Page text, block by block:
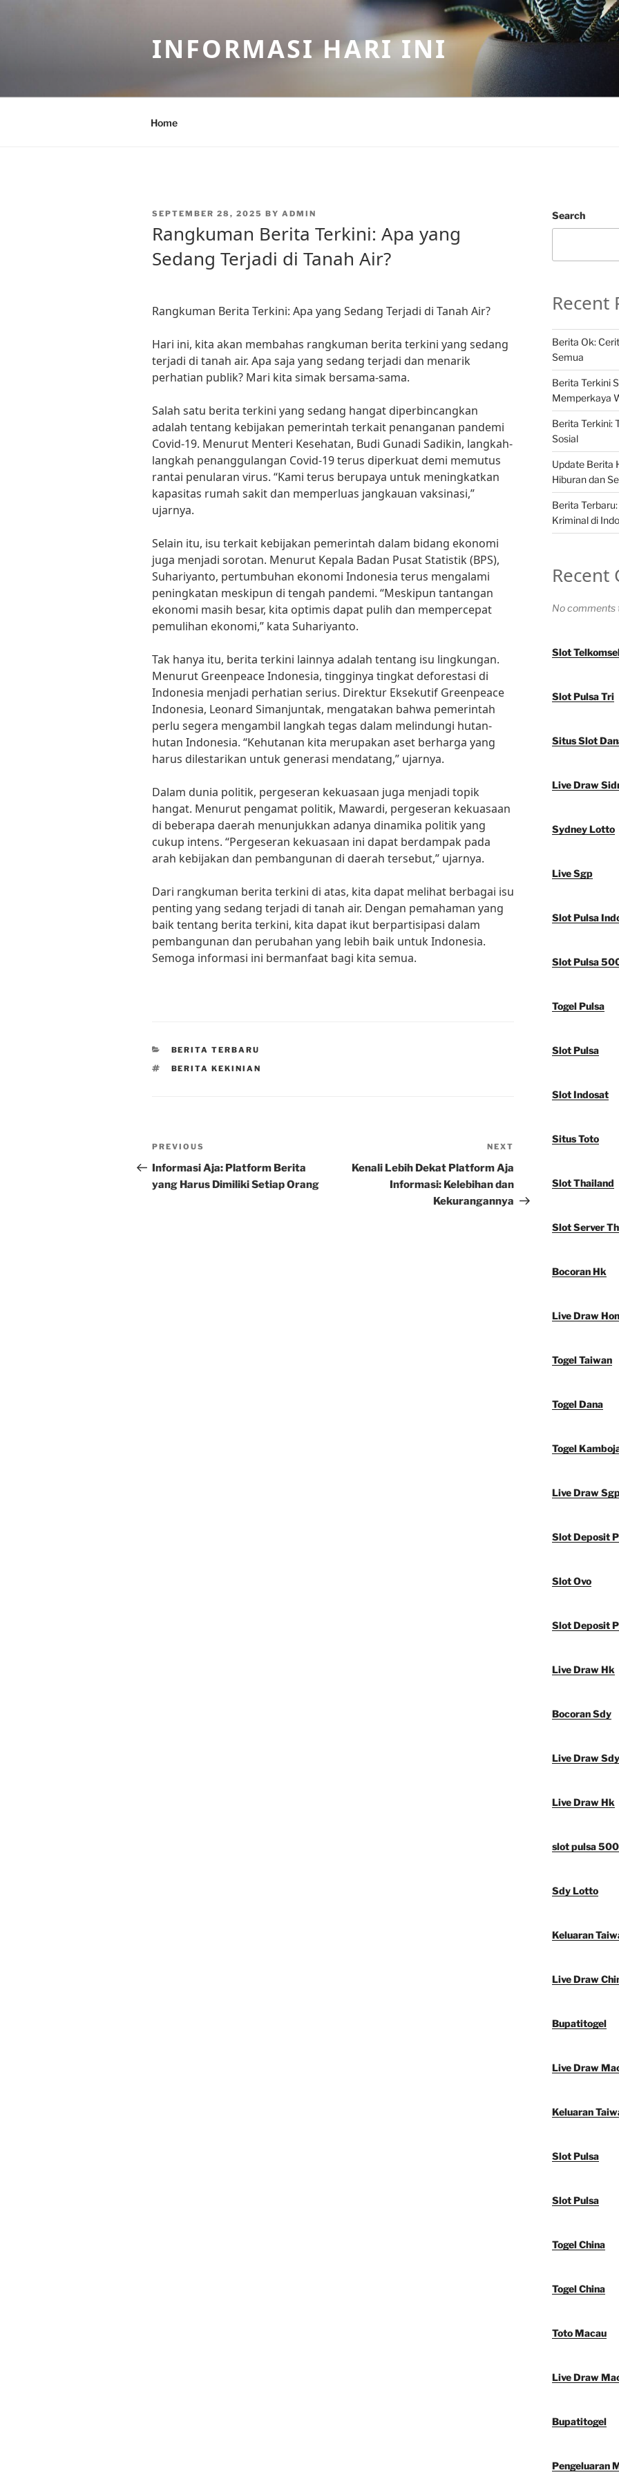
INFORMASI HARI INI
Home
POSTED
SEPTEMBER 28, 2025 BY ADMIN
Rangkuman Berita Terkini: Apa yang
Sedang Terjadi di Tanah Air?
Rangkuman Berita Terkini: Apa yang Sedang Terjadi di Tanah Air?
Hari ini, kita akan membahas rangkuman berita terkini yang sedang
terjadi di tanah air. Apa saja yang sedang terjadi dan menarik
perhatian publik? Mari kita simak bersama-sama.
Salah satu berita terkini yang sedang hangat diperbincangkan
adalah tentang kebijakan pemerintah terkait penanganan pandemi
Covid-19. Menurut Menteri Kesehatan, Budi Gunadi Sadikin, langkah-
langkah penanggulangan Covid-19 terus diperkuat demi memutus
rantai penularan virus. “Kami terus berupaya untuk meningkatkan
kapasitas rumah sakit dan memperluas jangkauan vaksinasi,”
ujarnya.
Selain itu, isu terkait kebijakan pemerintah dalam bidang ekonomi
juga menjadi sorotan. Menurut Kepala Badan Pusat Statistik (BPS),
Suhariyanto, pertumbuhan ekonomi Indonesia terus mengalami
peningkatan meskipun di tengah pandemi. “Meskipun tantangan
ekonomi masih besar, kita optimis dapat pulih dan mempercepat
pemulihan ekonomi,” kata Suhariyanto.
Tak hanya itu, berita terkini lainnya adalah tentang isu lingkungan.
Menurut Greenpeace Indonesia, tingginya tingkat deforestasi di
Indonesia menjadi perhatian serius. Direktur Eksekutif Greenpeace
Indonesia, Leonard Simanjuntak, mengatakan bahwa pemerintah
perlu segera mengambil langkah tegas dalam melindungi hutan-
hutan Indonesia. “Kehutanan kita merupakan aset berharga yang
harus dilestarikan untuk generasi mendatang,” ujarnya.
Dalam dunia politik, pergeseran kekuasaan juga menjadi topik
hangat. Menurut pengamat politik, Mawardi, pergeseran kekuasaan
di beberapa daerah menunjukkan adanya dinamika politik yang
cukup intens. “Pergeseran kekuasaan ini dapat berdampak pada
arah kebijakan dan pembangunan di daerah tersebut,” ujarnya.
Dari rangkuman berita terkini di atas, kita dapat melihat berbagai isu
penting yang sedang terjadi di tanah air. Dengan pemahaman yang
baik tentang berita terkini, kita dapat ikut berpartisipasi dalam
pembangunan dan perubahan yang lebih baik untuk Indonesia.
Semoga informasi ini bermanfaat bagi kita semua.
CATEGORIES
BERITA TERBARU
TAGS
BERITA KEKINIAN
Post
navigation
Previous
Post
PREVIOUS
Informasi Aja: Platform Berita
yang Harus Dimiliki Setiap Orang
NEXT
Kenali Lebih Dekat Platform Aja
Informasi: Kelebihan dan
Kekurangannya
Search
Recent
Berita Ok:
Semua
Berita Terkini
Memperkaya
Berita Terkini:
Sosial
Update Berita
Hiburan dan
Berita
Kriminal di
Recent
No comments
Slot
Slot Pulsa Tri
Situs Slot
Live Draw
Sydney Lotto
Live Sgp
Slot Pulsa
Slot Pulsa
Togel Pulsa
Slot Pulsa
Slot Indosat
Situs Toto
Slot Thailand
Slot Server
Bocoran Hk
Live Draw
Togel Taiwan
Togel Dana
Togel
Live Draw
Slot Deposit
Slot Ovo
Slot Deposit
Live Draw Hk
Bocoran Sdy
Live Draw Sdy
Live Draw Hk
slot pulsa
Sdy Lotto
Keluaran
Live Draw
Bupatitogel
Live Draw
Keluaran
Slot Pulsa
Slot Pulsa
Togel China
Togel China
Toto Macau
Live Draw
Bupatitogel
Pengeluaran